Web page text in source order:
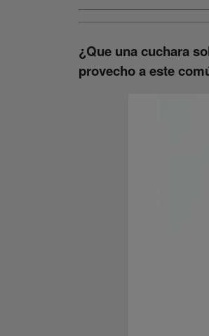
¿Que una cuchara
provecho a este